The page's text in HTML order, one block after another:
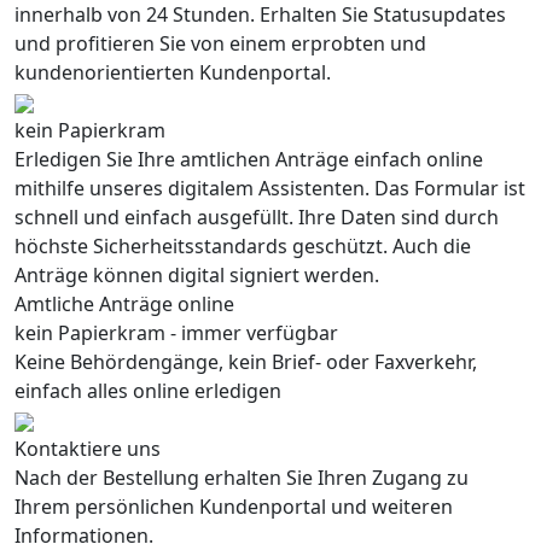
innerhalb von 24 Stunden. Erhalten Sie Statusupdates
und profitieren Sie von einem erprobten und
kundenorientierten Kundenportal.
kein Papierkram
Erledigen Sie Ihre amtlichen Anträge einfach online
mithilfe unseres digitalem Assistenten. Das Formular ist
schnell und einfach ausgefüllt. Ihre Daten sind durch
höchste Sicherheitsstandards geschützt. Auch die
Anträge können digital signiert werden.
Amtliche Anträge online
kein Papierkram - immer verfügbar
Keine Behördengänge, kein Brief- oder Faxverkehr,
einfach alles online erledigen
Kontaktiere uns
Nach der Bestellung erhalten Sie Ihren Zugang zu
Ihrem persönlichen Kundenportal und weiteren
Informationen.